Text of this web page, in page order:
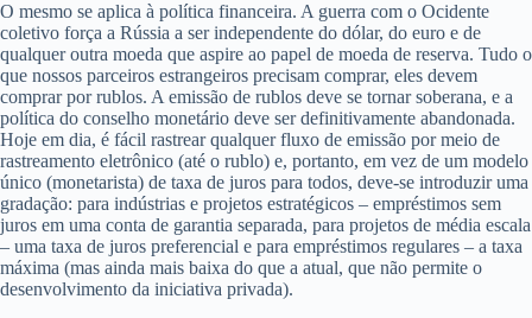
O mesmo se aplica à política financeira. A guerra com o Ocidente
coletivo força a Rússia a ser independente do dólar, do euro e de
qualquer outra moeda que aspire ao papel de moeda de reserva. Tudo o
que nossos parceiros estrangeiros precisam comprar, eles devem
comprar por rublos. A emissão de rublos deve se tornar soberana, e a
política do conselho monetário deve ser definitivamente abandonada.
Hoje em dia, é fácil rastrear qualquer fluxo de emissão por meio de
rastreamento eletrônico (até o rublo) e, portanto, em vez de um modelo
único (monetarista) de taxa de juros para todos, deve-se introduzir uma
gradação: para indústrias e projetos estratégicos – empréstimos sem
juros em uma conta de garantia separada, para projetos de média escala
– uma taxa de juros preferencial e para empréstimos regulares – a taxa
máxima (mas ainda mais baixa do que a atual, que não permite o
desenvolvimento da iniciativa privada).